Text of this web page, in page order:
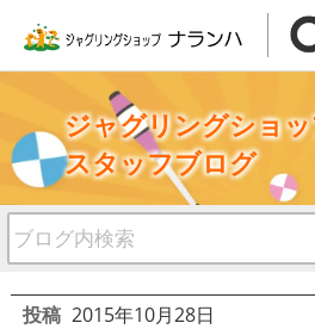
ジャグリングショ
スタッフブログ
投稿 2015年10月28日